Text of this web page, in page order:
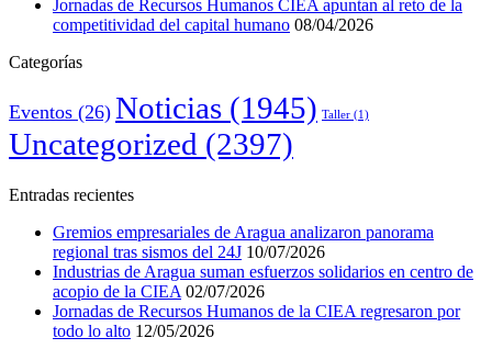
Jornadas de Recursos Humanos CIEA apuntan al reto de la
competitividad del capital humano 08/04/2026
Categorías
Eventos (26) Noticias (1945) Taller (1)
Uncategorized (2397)
Entradas recientes
Gremios empresariales de Aragua analizaron panorama
regional tras sismos del 24J 10/07/2026
Industrias de Aragua suman esfuerzos solidarios en centro de
acopio de la CIEA 02/07/2026
Jornadas de Recursos Humanos de la CIEA regresaron por
todo lo alto 12/05/2026